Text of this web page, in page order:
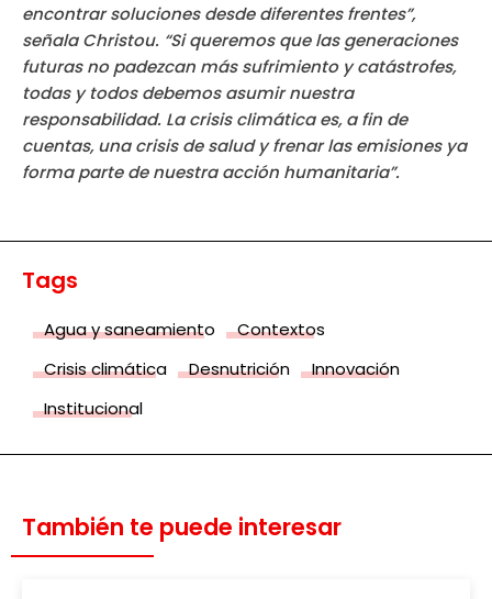
encontrar soluciones desde diferentes frentes”,
señala Christou. “Si queremos que las generaciones
futuras no padezcan más sufrimiento y catástrofes,
todas y todos debemos asumir nuestra
responsabilidad. La crisis climática es, a fin de
cuentas, una crisis de salud y frenar las emisiones ya
forma parte de nuestra acción humanitaria”.
Tags
Agua y saneamiento
Contextos
Crisis climática
Desnutrición
Innovación
Institucional
También te puede interesar